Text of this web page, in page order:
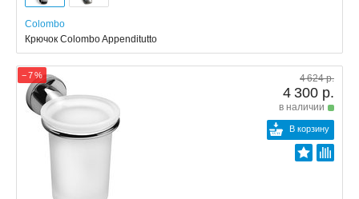
Colombo
Крючок Colombo Appenditutto
− 7 % 4 624 р.
4 300 р.
в наличии
В корзину